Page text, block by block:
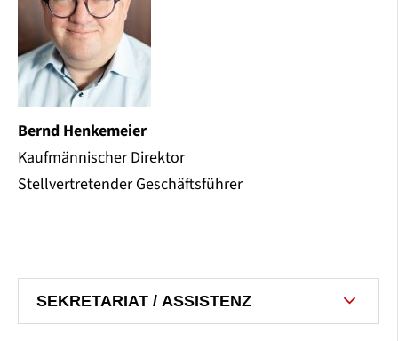
Bernd Henkemeier
Kaufmännischer Direktor
Stellvertretender Geschäftsführer
SEKRETARIAT / ASSISTENZ